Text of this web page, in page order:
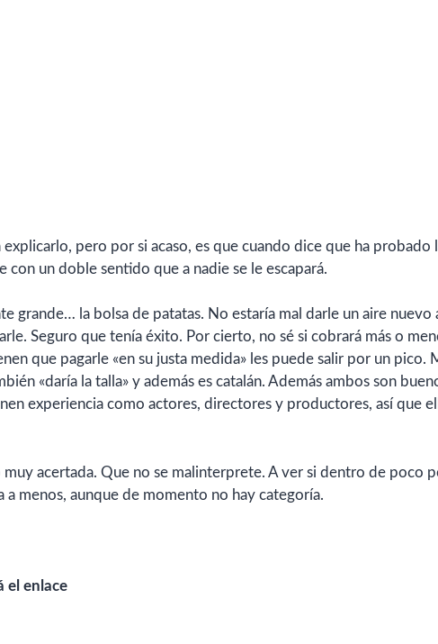
explicarlo, pero por si acaso, es que cuando dice que ha probado
con un doble sentido que a nadie se le escapará.
grande… la bolsa de patatas. No estaría mal darle un aire nuevo
Seguro que tenía éxito. Por cierto, no sé si cobrará más o
que pagarle «en su justa medida» les puede salir por un pico.
«daría la talla» y además es catalán. Además ambos son
experiencia como actores, directores y productores, así que
muy acertada. Que no se malinterprete. A ver si dentro de poco
menos, aunque de momento no hay categoría.
el enlace